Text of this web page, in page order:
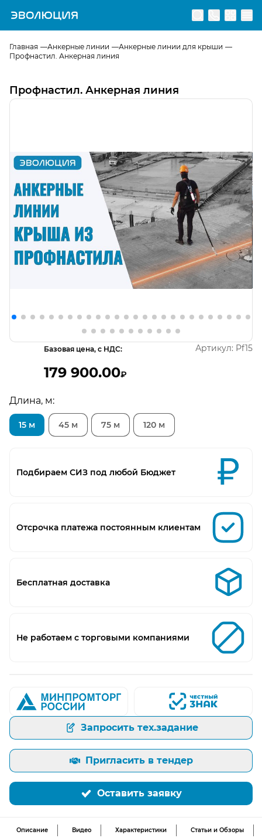
Перейти на главную страницу
Главная Анкерные линии
Анкерные линии для крыши
Профнастил. Анкерная линия
Открыть изображение
Профнастил. Анкерная линия
Базовая цена, с НДС:
179 900.00₽
Артикул: Pf15
Длина, м:
15 м 45 м 75 м 120 м
Подбираем СИЗ под любой Бюджет
Отсрочка платежа постоянным клиентам
Бесплатная доставка
Не работаем с торговыми компаниями
Запросить тех.задание
Пригласить в тендер
Оставить заявку
Описание Видео Характеристики Статьи и Обзоры